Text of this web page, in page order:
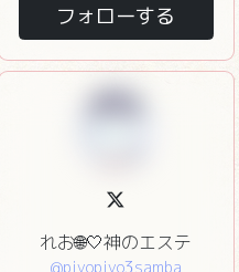
フォローする
れお🌐🤍神のエステ
@piyopiyo3samba